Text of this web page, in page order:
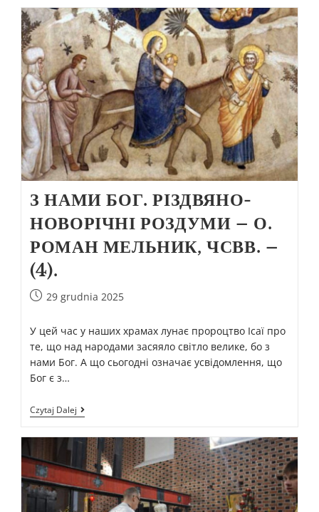
З НАМИ БОГ. РІЗДВЯНО-
НОВОРІЧНІ РОЗДУМИ – О.
РОМАН МЕЛЬНИК, ЧСВВ. –
(4).
29 grudnia 2025
У цей час у наших храмах лунає пророцтво Ісаї про
те, що над народами засяяло світло велике, бо з
нами Бог. А що сьогодні означає усвідомлення, що
Бог є з…
Czytaj Dalej